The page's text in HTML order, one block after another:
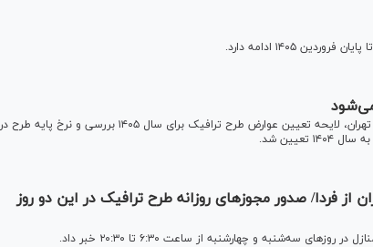
همزمان با سیصد و نود و چهارمین جلسه شورای اسلامی شهر تهران، لایحه تعیین عوارض طرح ترافیک برای سال ۱۴۰۵ بررسی و نرخ پایه طرح در
از فردا/ صدور مجوزهای روزانه طرح ترافیک در این دو روز
سه‌شنبه و چهارشنبه از ساعت ۶:۳۰ تا ۲۰:۳۰ خبر داد.